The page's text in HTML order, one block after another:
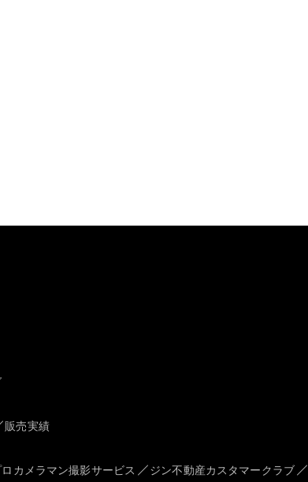
販売実績
ロカメラマン撮影サービス ジン不動産カスタマークラブ